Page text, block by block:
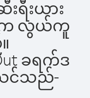
းရီးယား
းက လွယ်ကူ
ခရက်ဒ
သင်သည်-